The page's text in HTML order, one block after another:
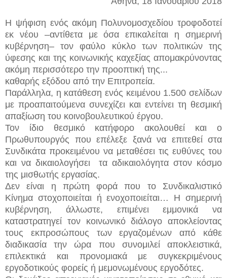
Η ψήφιση ενός ακόμη Πολυνομοσχεδίου τροφοδοτεί
εκ νέου –αντίθετα με όσα επικαλείται η σημερινή
κυβέρνηση– τον φαύλο κύκλο των πολιτικών της
ύφεσης και της κοινωνικής καχεξίας απομακρύνοντας
ακόμη περισσότερο την προοπτική της...
καθαρής εξόδου από την Επιτροπεία.
Παράλληλα, η κατάθεση ενός κειμένου 1.500 σελίδων
με προαπαιτούμενα συνεχίζει και εντείνει τη θεσμική
απαξίωση του κοινοβουλευτικού έργου.
Τον ίδιο θεσμικό κατήφορο ακολουθεί και ο
Πρωθυπουργός που επέλεξε ξανά να επιτεθεί στα
Συνδικάτα προκειμένου να μεταθέσει τις ευθύνες του
και να δικαιολογήσει
τα αδικαιολόγητα στον κόσμο
της μισθωτής εργασίας.
Δεν είναι η πρώτη φορά που το Συνδικαλιστικό
Κίνημα στοχοποιείται ή ενοχοποιείται… Η σημερινή
κυβέρνηση, άλλωστε, επιμένει εμμονικά να
καταστρατηγεί τον κοινωνικό διάλογο αποκλείοντας
τους εκπροσώπους των εργαζομένων από κάθε
διαδικασία την ώρα που συνομιλεί αποκλειστικά,
επιλεκτικά και προνομιακά με συγκεκριμένους
εργοδοτικούς φορείς ή μεμονωμένους εργοδότες.